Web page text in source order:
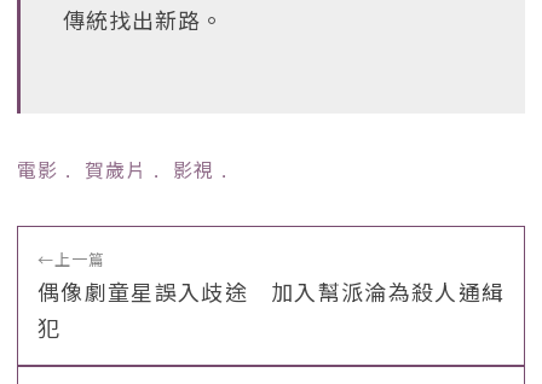
傳統找出新路。
電影 ﹒ 賀歲片 ﹒ 影視 ﹒
←上一篇
偶像劇童星誤入歧途 加入幫派淪為殺人通緝
犯